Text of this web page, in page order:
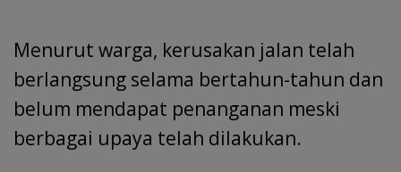
Menurut warga, kerusakan jalan telah
berlangsung selama bertahun-tahun dan
belum mendapat penanganan meski
berbagai upaya telah dilakukan.